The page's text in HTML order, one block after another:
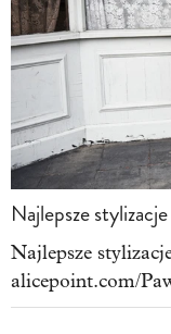
Najlepsze
Najlepsze
alicepoint.com/